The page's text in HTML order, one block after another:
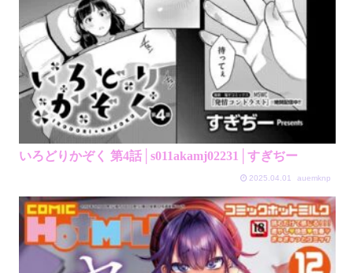
いろどりかぞく 第4話│s011akamj02231│すぎぢー
2025.04.01 auemknp